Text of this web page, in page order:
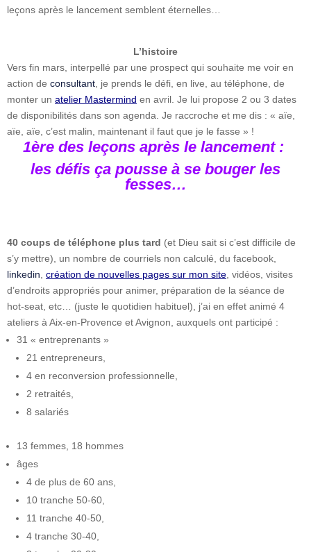
leçons après le lancement semblent éternelles…
L’histoire
Vers fin mars, interpellé par une prospect qui souhaite me voir en
action de consultant , je prends le défi, en live, au téléphone, de
monter un atelier Mastermind en avril. Je lui propose 2 ou 3 dates
de disponibilités dans son agenda. Je raccroche et me dis : « aïe,
aïe, aïe, c’est malin, maintenant il faut que je le fasse » !
1ère des leçons après le lancement :
les défis ça pousse à se bouger les
fesses…
40 coups de téléphone plus tard (et Dieu sait si c’est difficile de
s’y mettre), un nombre de courriels non calculé, du facebook,
linkedin création de nouvelles pages sur mon site , vidéos, visites
d’endroits appropriés pour animer, préparation de la séance de
hot-seat, etc… (juste le quotidien habituel), j’ai en effet animé 4
ateliers à Aix-en-Provence et Avignon, auxquels ont participé :
31 « entreprenants »
21 entrepreneurs,
4 en reconversion professionnelle,
2 retraités,
8 salariés
13 femmes, 18 hommes
âges
4 de plus de 60 ans,
10 tranche 50-60,
11 tranche 40-50,
4 tranche 30-40,